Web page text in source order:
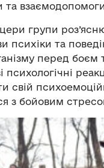
та
групи
психіки та
перед боєм
психологічні
свій
з бойовим